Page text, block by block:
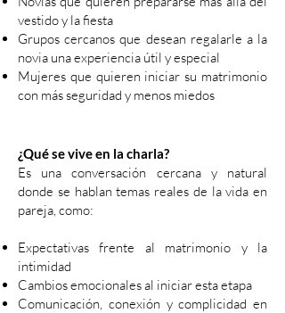
vestido y la fiesta
Grupos cercanos que desean regalarle a la
novia una experiencia útil y especial
Mujeres que quieren iniciar su matrimonio
con más seguridad y menos miedos
¿Qué se vive en la charla?
Es una conversación cercana y natural
donde se hablan temas reales de la vida en
pareja, como:
Expectativas frente al matrimonio y la
intimidad
Cambios emocionales al iniciar esta etapa
Comunicación, conexión y complicidad en